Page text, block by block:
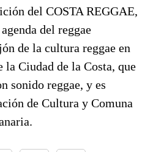
del COSTA REGGAE,
del reggae
de la cultura reggae en
la Ciudad de la Costa, que
sonido reggae, y es
de Cultura y Comuna